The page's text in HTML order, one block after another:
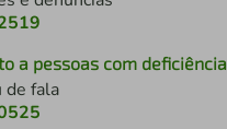
a pessoas com deficiência
de fala